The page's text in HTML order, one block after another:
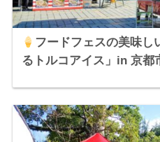
フードフェスの美味し
るトルコアイス」in 京都